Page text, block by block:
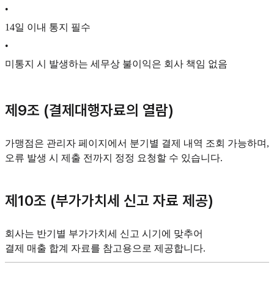
•
14일 이내 통지 필수
•
미통지 시 발생하는 세무상 불이익은 회사 책임 없음
제9조 (결제대행자료의 열람)
가맹점은 관리자 페이지에서 분기별 결제 내역 조회 가능하며,
오류 발생 시 제출 전까지 정정 요청할 수 있습니다.
제10조 (부가가치세 신고 자료 제공)
회사는 반기별 부가가치세 신고 시기에 맞추어
결제 매출 합계 자료를 참고용으로 제공합니다.